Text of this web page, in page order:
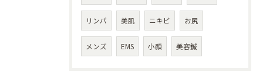
リンパ 美肌 ニキビ お尻
メンズ EMS 小顔 美容鍼